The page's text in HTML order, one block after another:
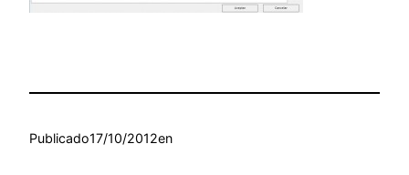
Publicado17/10/2012en